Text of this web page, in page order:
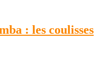
: les coulisses